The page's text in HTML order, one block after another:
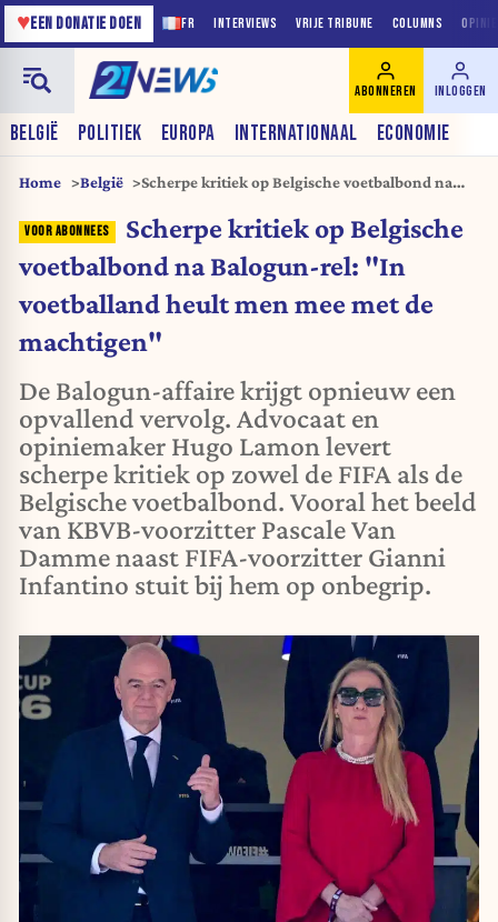
FR INTERVIEWS VRIJE TRIBUNE COLUMNS
♥EEN DONATIE DOEN
BELGIË POLITIEK EUROPA INTERNATIONAAL ECONOMIE
ABONNEREN INLOGGEN
Home België
Scherpe kritiek op Belgische voetbalbond na
met de machtigen"
Scherpe kritiek op Belgische
voetbalbond na Balogun-rel: "In
voetballand heult men mee met de
machtigen"
De Balogun-affaire krijgt opnieuw een
opvallend vervolg. Advocaat en
opiniemaker Hugo Lamon levert
scherpe kritiek op zowel de FIFA als de
Belgische voetbalbond. Vooral het beeld
van KBVB-voorzitter Pascale Van
Damme naast FIFA-voorzitter Gianni
Infantino stuit bij hem op onbegrip.